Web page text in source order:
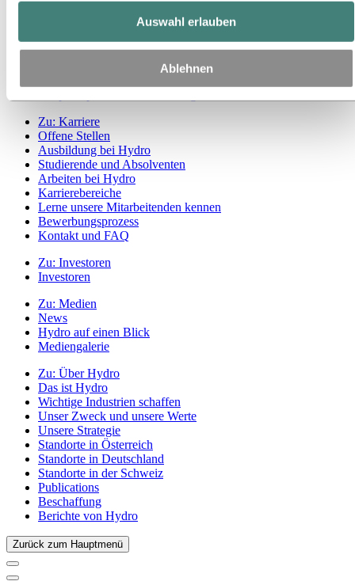
Auswahl erlauben
Ablehnen
Nachhaltigkeitsberichterstattung
Roadmap zur Klimaneutralität
Zu: Karriere
Offene Stellen
Ausbildung bei Hydro
Studierende und Absolventen
Arbeiten bei Hydro
Karrierebereiche
Lerne unsere Mitarbeitenden kennen
Bewerbungsprozess
Kontakt und FAQ
Zu: Investoren
Investoren
Zu: Medien
News
Hydro auf einen Blick
Mediengalerie
Zu: Über Hydro
Das ist Hydro
Wichtige Industrien schaffen
Unser Zweck und unsere Werte
Unsere Strategie
Standorte in Österreich
Standorte in Deutschland
Standorte in der Schweiz
Publications
Beschaffung
Berichte von Hydro
Zurück zum Hauptmenü